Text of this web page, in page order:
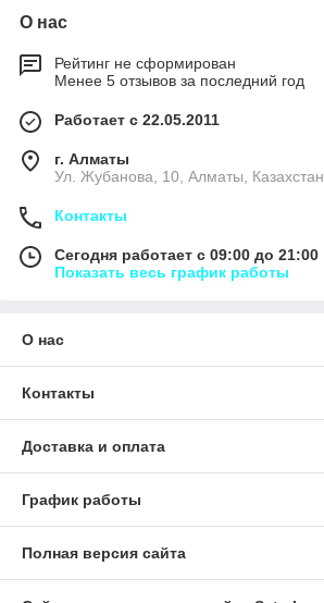
О нас
Рейтинг не сформирован
Менее 5 отзывов за последний год
Работает с 22.05.2011
г. Алматы
Ул. Жубанова, 10, Алматы, Казахстан
Контакты
Сегодня работает с 09:00 до 21:00
Показать весь график работы
О нас
Контакты
Доставка и оплата
График работы
Полная версия сайта